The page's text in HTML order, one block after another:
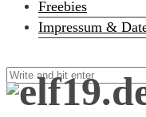
Freebies
Impressum &